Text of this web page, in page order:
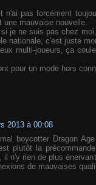
n'ai pas forcément
une mauvaise nouvelle.
je ne suis pas chez
nationale, c'est juste
multi-joueurs, ça
pour un mode hors
2013 à 00:08
boycotter Dragon
plutôt la
il n'y rien de plus
de mauvaises